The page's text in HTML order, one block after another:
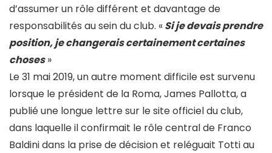
d’assumer un rôle différent et davantage de
responsabilités au sein du club. «Si je devais prendre
position, je changerais certainement certaines
choses»
Le 31 mai 2019, un autre moment difficile est survenu
lorsque le président de la Roma, James Pallotta, a
publié une longue lettre sur le site officiel du club,
dans laquelle il confirmait le rôle central de Franco
Baldini dans la prise de décision et reléguait Totti au